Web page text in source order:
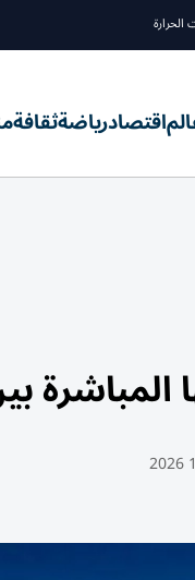
الحرارة
اقتصادرياضةثقافة
المباشرة